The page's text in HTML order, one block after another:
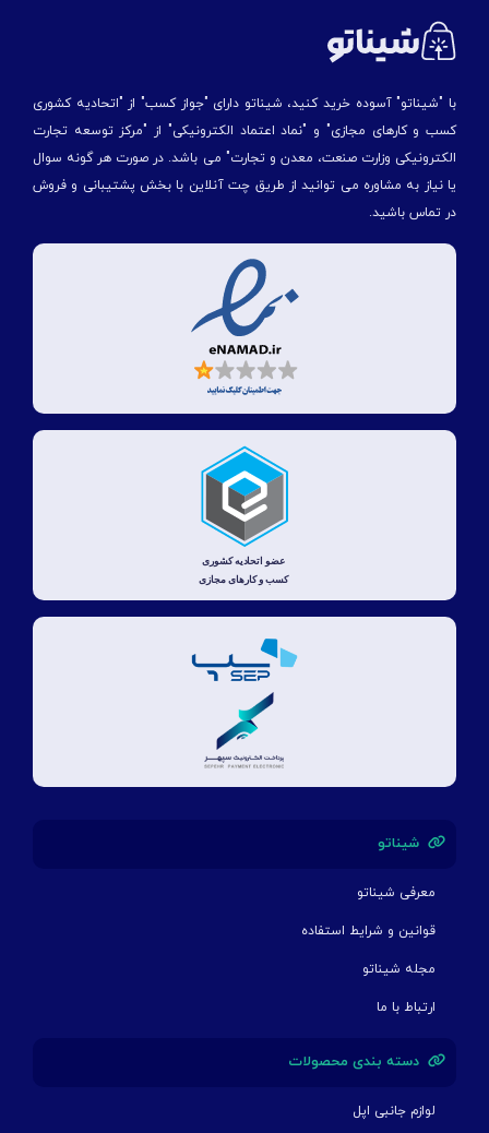
با "شیناتو" آسوده خرید کنید، شیناتو دارای "جواز کسب" از "اتحادیه کشوری
کسب و کارهای مجازی" و "نماد اعتماد الکترونیکی" از "مركز توسعه تجارت
الكترونیكی وزارت صنعت، معدن و تجارت" می باشد. در صورت هر گونه سوال
یا نیاز به مشاوره می توانید از طریق چت آنلاین با بخش پشتیبانی و فروش
در تماس باشید.
شیناتو
معرفی شیناتو
قوانین و شرایط استفاده
مجله شیناتو
ارتباط با ما
دسته بندی محصولات
لوازم جانبی اپل